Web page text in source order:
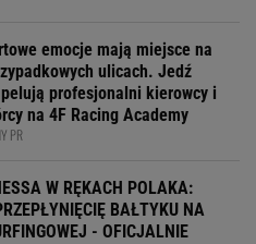
emocje mają miejsce na
ulicach. Jedź
profesjonalni kierowcy i
na 4F Racing Academy
PR
W RĘKACH POLAKA:
BAŁTYKU NA
- OFICJALNIE